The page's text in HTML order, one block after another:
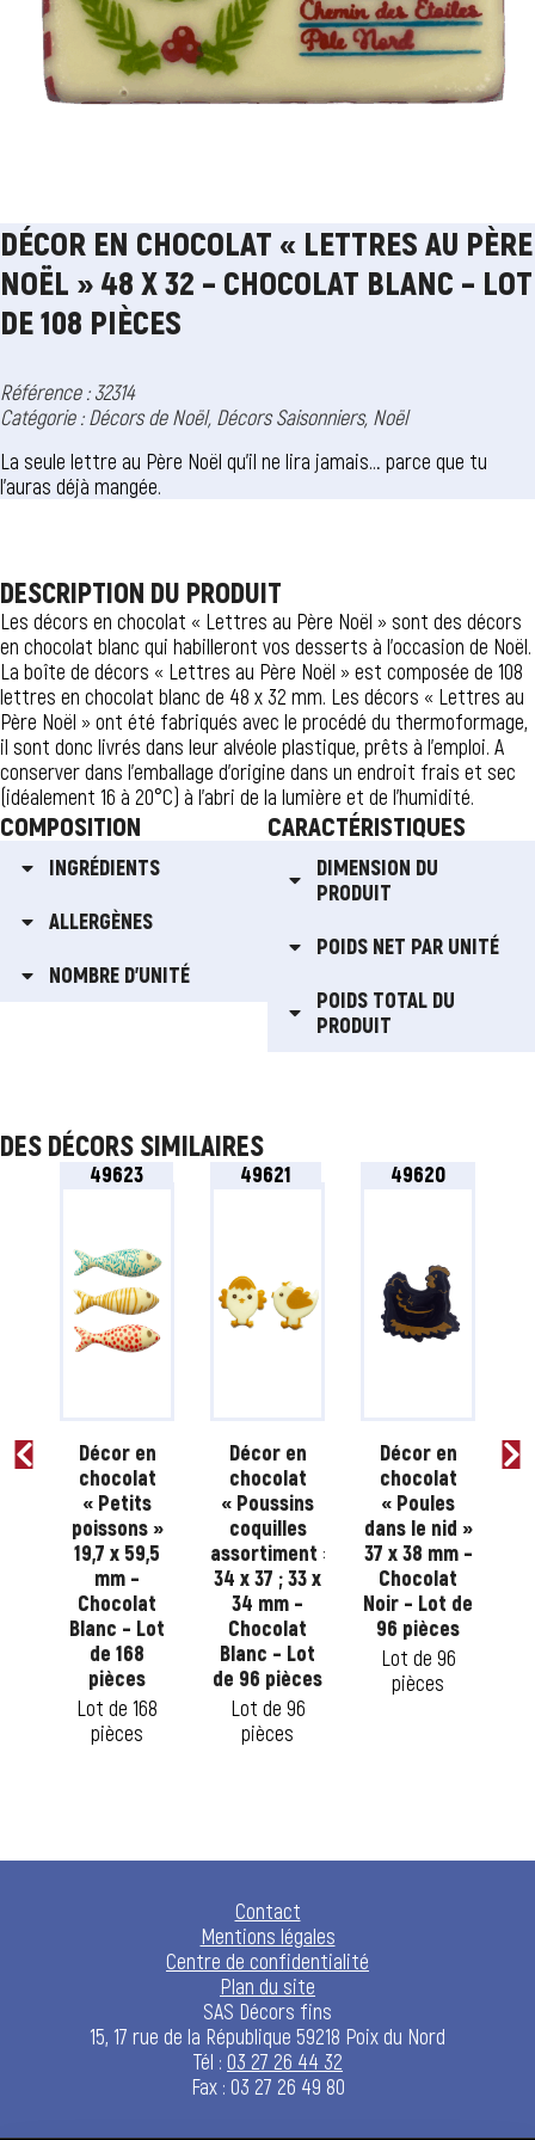
DÉCOR EN CHOCOLAT « LETTRES AU PÈRE
NOËL » 48 X 32 – CHOCOLAT BLANC – LOT
DE 108 PIÈCES
Référence : 32314
Catégorie :Décors de Noël, Décors Saisonniers, Noël
La seule lettre au Père Noël qu’il ne lira jamais… parce que tu
l’auras déjà mangée.
DESCRIPTION DU PRODUIT
Les décors en chocolat « Lettres au Père Noël » sont des décors
en chocolat blanc qui habilleront vos desserts à l’occasion de Noël.
La boîte de décors « Lettres au Père Noël » est composée de 108
lettres en chocolat blanc de 48 x 32 mm. Les décors « Lettres au
Père Noël » ont été fabriqués avec le procédé du thermoformage,
il sont donc livrés dans leur alvéole plastique, prêts à l’emploi. A
conserver dans l’emballage d’origine dans un endroit frais et sec
(idéalement 16 à 20°C) à l’abri de la lumière et de l’humidité.
COMPOSITION
INGRÉDIENTS
ALLERGÈNES
NOMBRE D'UNITÉ
CARACTÉRISTIQUES
DIMENSION DU
PRODUIT
POIDS NET PAR UNITÉ
POIDS TOTAL DU
PRODUIT
DES DÉCORS SIMILAIRES
49623
Décor en
chocolat
« Petits
poissons »
19,7 x 59,5
mm –
Chocolat
Blanc – Lot
de 168
pièces
Lot de 168
pièces
49621
Décor en
chocolat
« Poussins
coquilles
assortiment »
34 x 37 ; 33 x
34 mm –
Chocolat
Blanc – Lot
de 96 pièces
Lot de 96
pièces
49620
Décor en
chocolat
« Poules
dans le nid »
37 x 38 mm –
Chocolat
Noir – Lot de
96 pièces
Lot de 96
pièces
Contact
Mentions légales
Centre de confidentialité
Plan du site
SAS Décors fins
15, 17 rue de la République 59218 Poix du Nord
Tél : 03 27 26 44 32
Fax : 03 27 26 49 80